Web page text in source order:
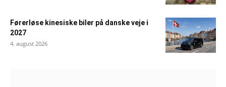
Førerløse kinesiske biler på danske veje i
2027
4. august 2026